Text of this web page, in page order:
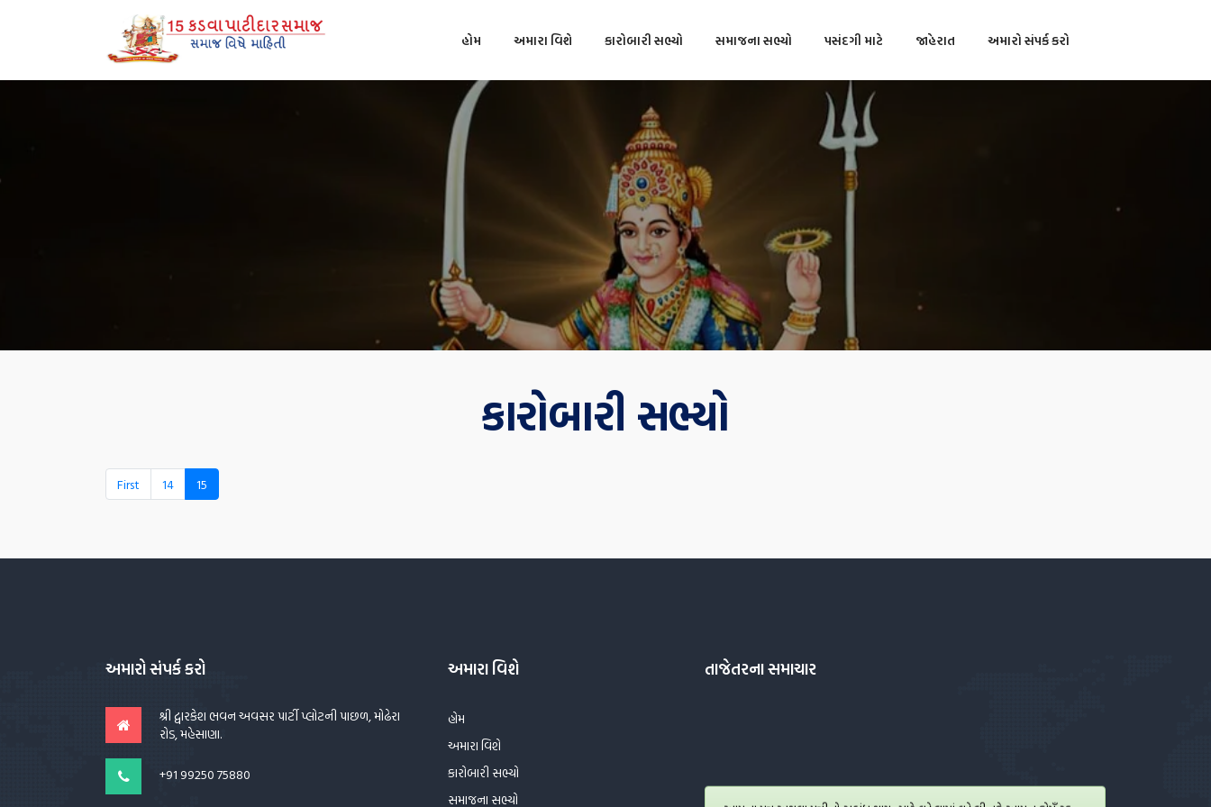
હોમ અમારા વિશે કારોબારી સભ્યો સમાજના સભ્યો પસંદગી માટે જાહેરાત અમારો સંપર્ક કરો
કારોબારી સભ્યો
First 14 15
અમારો સંપર્ક કરો
શ્રી દ્વારકેશ ભવન અવસર પાર્ટી પ્લોટની પાછળ, મોઢેરા
રોડ, મહેસાણા.
+91 99250 75880
અમારા વિશે
હોમ
અમારા વિશે
કારોબારી સભ્યો
સમાજના સભ્યો
તાજેતરના સમાચાર
આપના પુત્ર અથવા પુત્રીનો સબંધ થાય ત્યારે વહેલામાં વહેલી તકે આપનુ ફોમઁ રદ